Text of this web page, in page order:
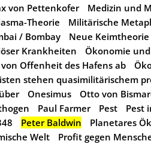
von Pettenkofer
Medizin und
Theorie
Militärische
/ Bombay Neue Keimtheorie
Krankheiten
Ökonomie
Offenheit des Hafens ab
stehen quasimilitärischem
Onesimus
Otto von
Paul Farmer Pest Pest
Peter Baldwin
Planetares
Welt Profit gegen